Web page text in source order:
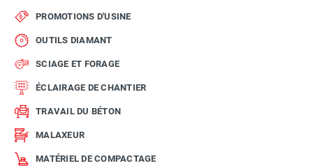
PROMOTIONS D'USINE
OUTILS DIAMANT
SCIAGE ET FORAGE
ÉCLAIRAGE DE CHANTIER
TRAVAIL DU BÉTON
MALAXEUR
MATÉRIEL DE COMPACTAGE